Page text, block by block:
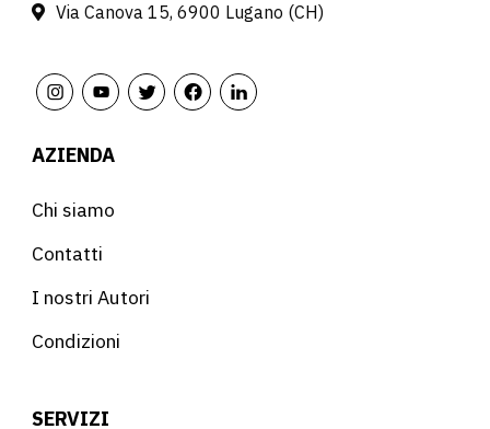
Via Canova 15, 6900 Lugano (CH)
AZIENDA
Chi siamo
Contatti
I nostri Autori
Condizioni
SERVIZI